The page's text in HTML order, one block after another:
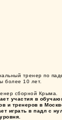
участия в
и тренеров в
играть в падл с
тренер по
более 10 лет.
сборной Крыма.
ТРЕНИРОВКИ